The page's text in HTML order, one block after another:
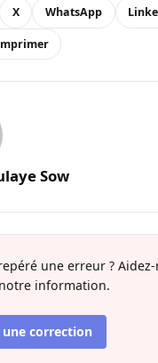
X WhatsApp
Sow
une erreur ?
information.
correction